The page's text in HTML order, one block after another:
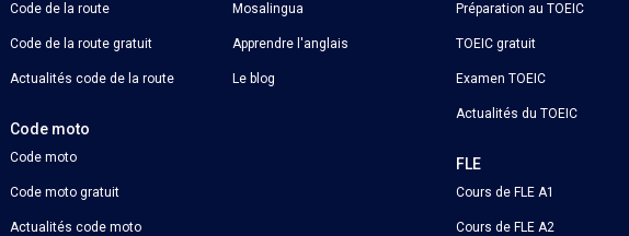
Code de la route
Code de la route gratuit
Actualités code de la route
Code moto
Code moto
Code moto gratuit
Actualités code moto
Mosalingua
Apprendre l'anglais
Le blog
Préparation au TOEIC
TOEIC gratuit
Examen TOEIC
Actualités du TOEIC
FLE
Cours de FLE A1
Cours de FLE A2